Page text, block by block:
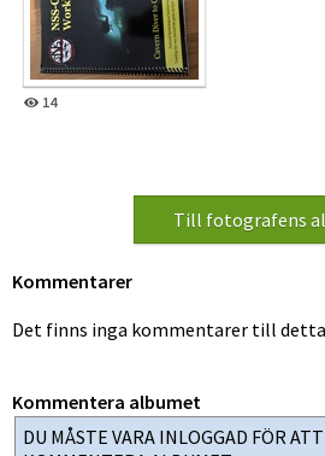
14
Kommentarer
Det finns inga kommentarer till
Kommentera albumet